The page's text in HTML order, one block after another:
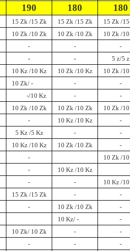
190 180 180
15 Zk /15 Zk 15 Zk /15 Zk
15 Zk /
10 Zk /10 Zk 10 Zk /10 Zk
10 Zk /
- -
-
- -
5 z/5 z
10 Kz /10 Kz 10 Zk /10 Kz
10 Zk /
10 Zk/ - -
-
-/10 Kz -
-
10 Zk /10 Zk 10 Zk /10 Zk
10 Zk /
- 10 Kz /10 Kz
-
5 Kz /5 Kz -
-
10 Kz /10 Kz 10 Zk /10 Zk
-
-
10 Zk /
-
10 Kz /10 Kz
- -
10 Kz /
15 Zk /15 Zk -
-
- 10 Zk /10 Zk
-
10 Kz/ -
-
10 Zk/ 10 Zk -
-
- -
-